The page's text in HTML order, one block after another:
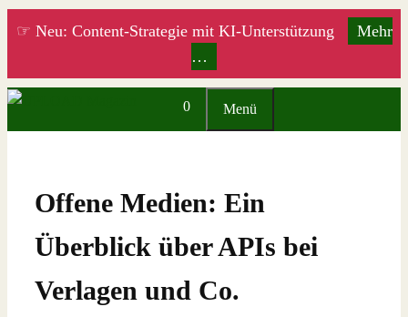
Zum
☞ Neu: Content-Strategie mit KI-Unterstützung
Mehr
…
0 Menü
Offene Medien: Ein
Überblick über APIs bei
Verlagen und Co.